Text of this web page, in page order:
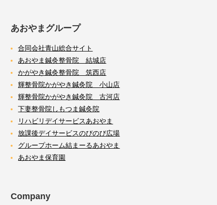
あおやまグループ
合同会社青山総合サイト
あおやま鍼灸整骨院 結城店
かがやき鍼灸整骨院 筑西店
輝整骨院かがやき鍼灸院 小山店
輝整骨院かがやき鍼灸院 古河店
下妻整骨院しもつま鍼灸院
リハビリデイサービスあおやま
放課後デイサービスのびのび広場
グループホーム結まーるあおやま
あおやま保育園
Company